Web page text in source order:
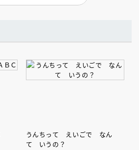
うんちって えいごで なん
て いうの？